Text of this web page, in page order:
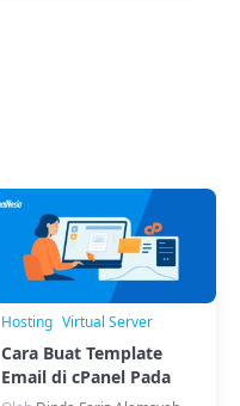
Hosting Virtual Server
Cara Buat Template
Email di cPanel Pada
Mail Server